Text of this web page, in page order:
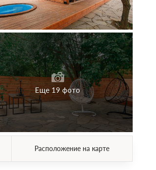
Еще 19 фото
Расположение на карте